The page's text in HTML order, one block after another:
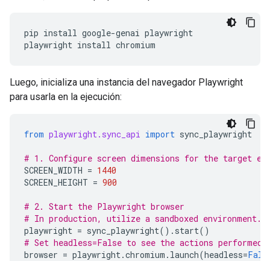
pip install google-genai playwright
playwright install
Luego, inicializa una instancia del navegador Playwright
para usarla en la ejecución:
from playwright.sync_api import sync_playwright
# 1. Configure screen dimensions for the target
SCREEN_WIDTH = 1440
SCREEN_HEIGHT = 900
# 2. Start the Playwright browser
# In production, utilize a sandboxed environment.
playwright = sync_playwright() . start()
# Set headless=False to see the actions performed
browser = playwright.chromium . launch(headless=